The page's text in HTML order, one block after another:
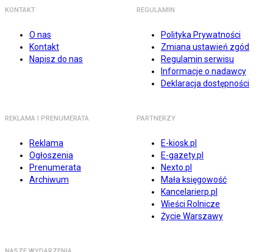
KONTAKT
O nas
Kontakt
Napisz do nas
REGULAMIN
Polityka Prywatności
Zmiana ustawień zgód
Regulamin serwisu
Informacje o nadawcy
Deklaracja dostępności
REKLAMA I PRENUMERATA
Reklama
Ogłoszenia
Prenumerata
Archiwum
PARTNERZY
E-kiosk.pl
E-gazety.pl
Nexto.pl
Mała księgowość
Kancelarierp.pl
Wieści Rolnicze
Życie Warszawy